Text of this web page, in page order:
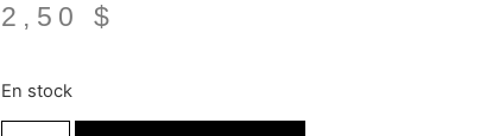
2,50 $
En stock